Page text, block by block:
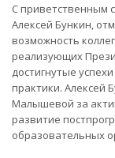
С приветственным
Алексей Бункин,
возможность
реализующих
достигнутые
практики. Алексей
Малышевой за
развитие
образовательных